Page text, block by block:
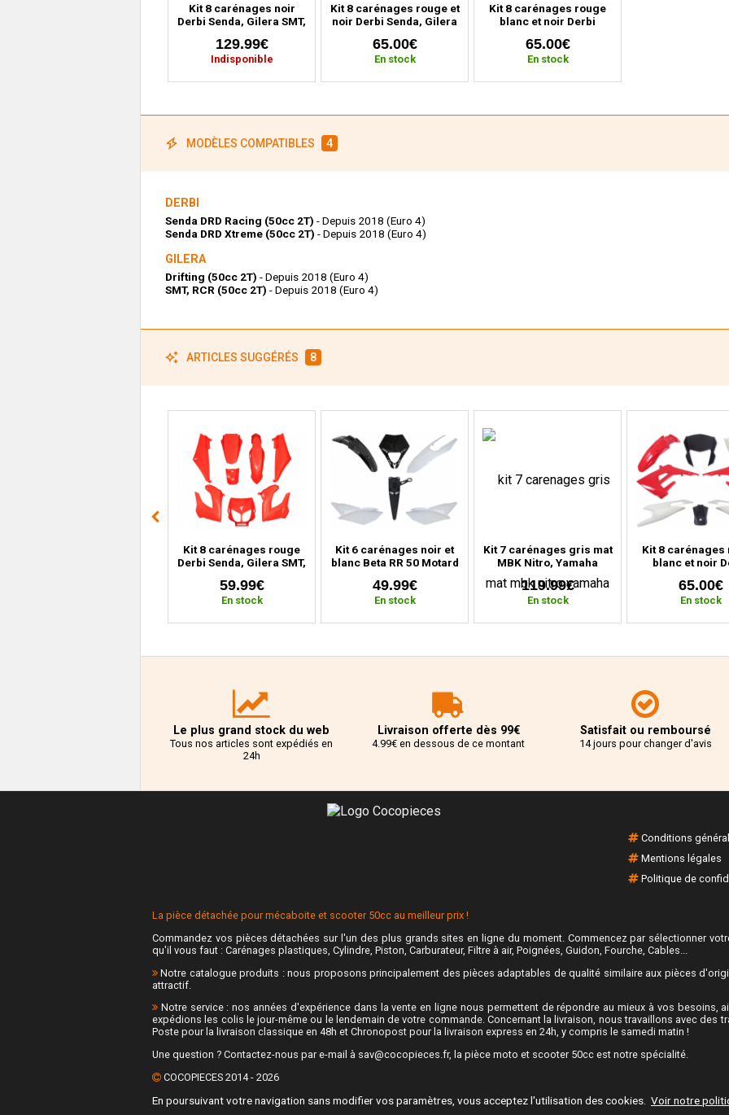
Kit 8 carénages noir
Derbi Senda, Gilera SMT,
129.99€
Indisponible
Kit 8 carénages rouge et
noir Derbi Senda, Gilera
65.00€
En stock
Kit 8 carénages rouge
blanc et noir Derbi
(depuis 2018)
65.00€
En stock
MODÈLES COMPATIBLES 4
DERBI
Senda DRD Racing (50cc 2T) - Depuis 2018 (Euro 4)
Senda DRD Xtreme (50cc 2T) - Depuis 2018 (Euro 4)
GILERA
Drifting (50cc 2T) - Depuis 2018 (Euro 4)
SMT, RCR (50cc 2T) - Depuis 2018 (Euro 4)
ARTICLES SUGGÉRÉS 8
Kit 8 carénages rouge
Derbi Senda, Gilera SMT,
59.99€
En stock
Kit 6 carénages noir et
blanc Beta RR 50 Motard
49.99€
En stock
Kit 7 carénages gris mat
MBK Nitro, Yamaha
Aerox (avant 2013)
119.99€
En stock
Kit 8 carénages
blanc et noir
(depuis
65.00€
En stock
Le plus grand stock du web
Tous nos articles sont expédiés en
24h
Livraison offerte dès 99€
4.99€ en dessous de ce montant
Satisfait ou remboursé
14 jours pour changer d'avis
Conditions
Mentions légales
Politique de
La pièce détachée pour mécaboite et scooter 50cc au meilleur prix !
Commandez vos pièces détachées sur l'un des plus grands sites en ligne du moment. Commencez par sélectionner
qu'il vous faut : Carénages plastiques, Cylindre, Piston, Carburateur, Filtre à air, Poignées, Guidon, Fourche, Cables...
Notre catalogue produits : nous proposons principalement des pièces adaptables de qualité similaire aux pièces
attractif.
Notre service : nos années d'expérience dans la vente en ligne nous permettent de répondre au mieux à vos besoins,
expédions les colis le jour-même ou le lendemain de votre commande. Concernant la livraison, nous travaillons avec des
Poste pour la livraison classique en 48h et Chronopost pour la livraison express en 24h, y compris le samedi matin !
Une question ? Contactez-nous par e-mail à sav@cocopieces.fr, la pièce moto et scooter 50cc est notre spécialité.
COCOPIECES 2014 - 2026
En poursuivant votre navigation sans modifier vos paramètres, vous acceptez l'utilisation des cookies. Voir notre